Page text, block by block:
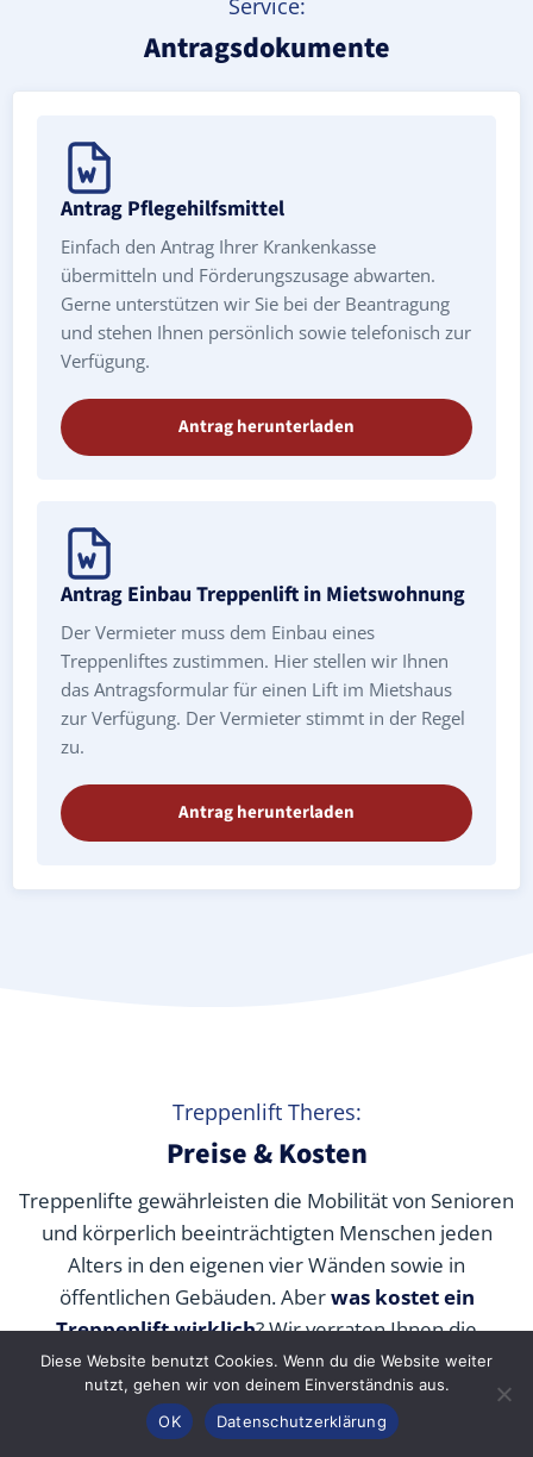
Antragsdokumente
Antrag Pflegehilfsmittel
Einfach den Antrag Ihrer Krankenkasse
übermitteln und Förderungszusage abwarten.
Gerne unterstützen wir Sie bei der Beantragung
und stehen Ihnen persönlich sowie telefonisch zur
Verfügung.
Antrag herunterladen
Antrag Einbau Treppenlift in Mietswohnung
Der Vermieter muss dem Einbau eines
Treppenliftes zustimmen. Hier stellen wir Ihnen
das Antragsformular für einen Lift im Mietshaus
zur Verfügung. Der Vermieter stimmt in der Regel
zu.
Antrag herunterladen
Treppenlift Theres:
Preise & Kosten
Treppenlifte gewährleisten die Mobilität von Senioren
und körperlich beeinträchtigten Menschen jeden
Alters in den eigenen vier Wänden sowie in
öffentlichen Gebäuden. Aberwas kostet ein
Treppenlift wirklich? Wir verraten Ihnen die
durchschnittlichen Preise unserer Fachpartner je nach
Modell und wie Sie die Kosten durch Zuschüsse,
Fördermittel und Alternativen senken können.
Konfigurator
Diese Website benutzt Cookies. Wenn du die Website weiter
nutzt, gehen wir von deinem Einverständnis aus.
OK
Datenschutzerklärung